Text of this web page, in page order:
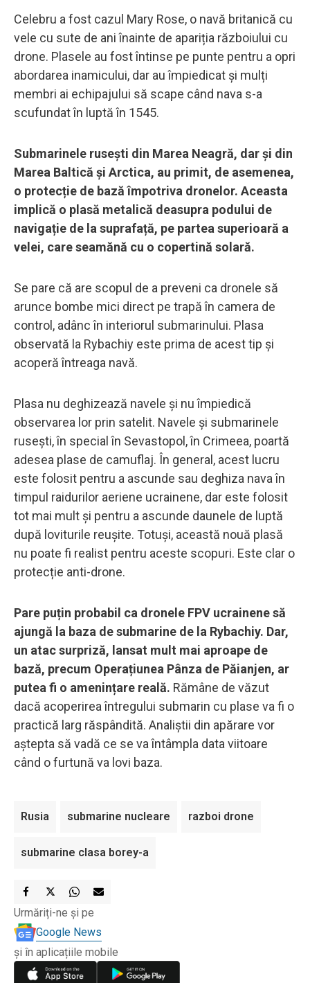
Celebru a fost cazul Mary Rose, o navă britanică cu
vele cu sute de ani înainte de apariția războiului cu
drone. Plasele au fost întinse pe punte pentru a opri
abordarea inamicului, dar au împiedicat și mulți
membri ai echipajului să scape când nava s-a
scufundat în luptă în 1545.
Submarinele rusești din Marea Neagră, dar și din
Marea Baltică și Arctica, au primit, de asemenea,
o protecție de bază împotriva dronelor. Aceasta
implică o plasă metalică deasupra podului de
navigație de la suprafață, pe partea superioară a
velei, care seamănă cu o copertină solară.
Se pare că are scopul de a preveni ca dronele să
arunce bombe mici direct pe trapă în camera de
control, adânc în interiorul submarinului. Plasa
observată la Rybachiy este prima de acest tip și
acoperă întreaga navă.
Plasa nu deghizează navele și nu împiedică
observarea lor prin satelit. Navele și submarinele
rusești, în special în Sevastopol, în Crimeea, poartă
adesea plase de camuflaj. În general, acest lucru
este folosit pentru a ascunde sau deghiza nava în
timpul raidurilor aeriene ucrainene, dar este folosit
tot mai mult și pentru a ascunde daunele de luptă
după loviturile reușite. Totuși, această nouă plasă
nu poate fi realist pentru aceste scopuri. Este clar o
protecție anti-drone.
Pare puțin probabil ca dronele FPV ucrainene să
ajungă la baza de submarine de la Rybachiy. Dar,
un atac surpriză, lansat mult mai aproape de
bază, precum Operațiunea Pânza de Păianjen, ar
putea fi o amenințare reală. Rămâne de văzut
dacă acoperirea întregului submarin cu plase va fi o
practică larg răspândită. Analiștii din apărare vor
aștepta să vadă ce se va întâmpla data viitoare
când o furtună va lovi baza.
Rusia submarine nucleare razboi drone
submarine clasa borey-a
Urmăriți-ne și pe
Google News
și în aplicațiile mobile